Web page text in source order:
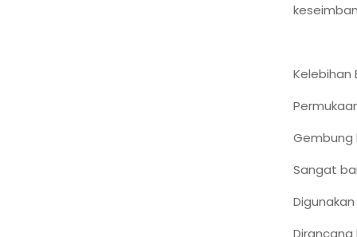
Kelebihan
Gembung
Sangat